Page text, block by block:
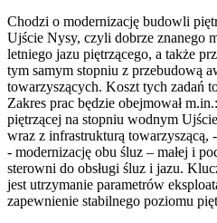
Chodzi o modernizację budowli
Ujście Nysy, czyli dobrze znanego
letniego jazu piętrzącego, a także
tym samym stopniu z przebudową
towarzyszących. Koszt tych zadań
Zakres prac będzie obejmował
piętrzącej na stopniu wodnym
wraz z infrastrukturą towarzyszącą,
- modernizację obu śluz – małej i
sterowni do obsługi śluz i jazu.
jest utrzymanie parametrów
zapewnienie stabilnego poziomu